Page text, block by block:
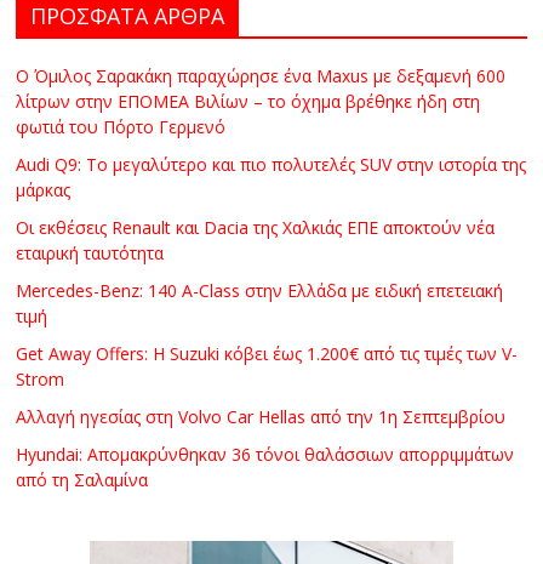
ΠΡΟΣΦΑΤΑ ΑΡΘΡΑ
Ο Όμιλος Σαρακάκη παραχώρησε ένα Maxus με δεξαμενή 600
λίτρων στην ΕΠΟΜΕΑ Βιλίων – το όχημα βρέθηκε ήδη στη
φωτιά του Πόρτο Γερμενό
Audi Q9: Το μεγαλύτερο και πιο πολυτελές SUV στην ιστορία της
μάρκας
Οι εκθέσεις Renault και Dacia της Χαλκιάς ΕΠΕ αποκτούν νέα
εταιρική ταυτότητα
Mercedes-Benz: 140 A-Class στην Ελλάδα με ειδική επετειακή
τιμή
Get Away Offers: Η Suzuki κόβει έως 1.200€ από τις τιμές των V-
Strom
Αλλαγή ηγεσίας στη Volvo Car Hellas από την 1η Σεπτεμβρίου
Hyundai: Απομακρύνθηκαν 36 τόνοι θαλάσσιων απορριμμάτων
από τη Σαλαμίνα